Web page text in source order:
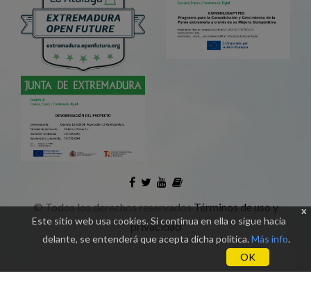
©Todos los derechos reservadosTérminos de uso y
privacidad
x
Este sitio web usa cookies. Si continua en ella o sigue hacia
delante, se entenderá que acepta dicha política. Más info.
OK